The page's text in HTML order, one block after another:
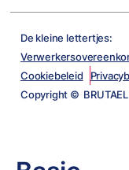
De kleine lettertjes:
Cookiebeleid
Copyright © BRUTAEL